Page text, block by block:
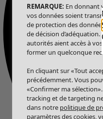
REMARQUE: En donnant
vos données soient
de protection des
de décision
autorités aient accès à
former un quelconque
En cliquant sur «Tout
précédemment. Vous
«Confirmer ma
tracking et de targeting
dans notre politique de
paramètres des cookies,